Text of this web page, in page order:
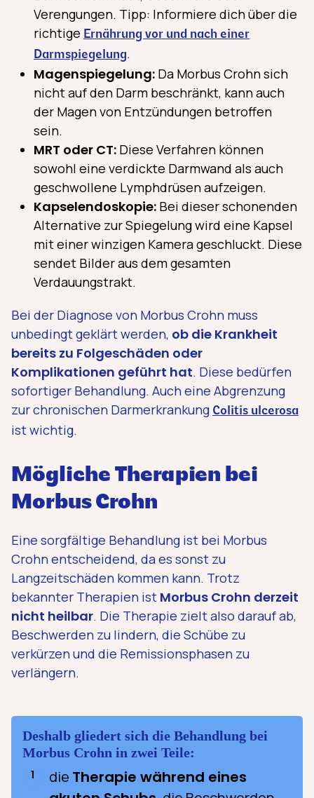
Verengungen. Tipp: Informiere dich über die
richtige Ernährung vor und nach einer
Darmspiegelung.
Magenspiegelung: Da Morbus Crohn sich
nicht auf den Darm beschränkt, kann auch
der Magen von Entzündungen betroffen
sein.
MRT oder CT: Diese Verfahren können
sowohl eine verdickte Darmwand als auch
geschwollene Lymphdrüsen aufzeigen.
Kapselendoskopie: Bei dieser schonenden
Alternative zur Spiegelung wird eine Kapsel
mit einer winzigen Kamera geschluckt. Diese
sendet Bilder aus dem gesamten
Verdauungstrakt.
Bei der Diagnose von Morbus Crohn muss
unbedingt geklärt werden, ob die Krankheit
bereits zu Folgeschäden oder
Komplikationen geführt hat. Diese bedürfen
sofortiger Behandlung. Auch eine Abgrenzung
zur chronischen Darmerkrankung Colitis ulcerosa
ist wichtig.
Mögliche Therapien bei
Morbus Crohn
Eine sorgfältige Behandlung ist bei Morbus
Crohn entscheidend, da es sonst zu
Langzeitschäden kommen kann. Trotz
bekannter Therapien ist Morbus Crohn derzeit
nicht heilbar. Die Therapie zielt also darauf ab,
Beschwerden zu lindern, die Schübe zu
verkürzen und die Remissionsphasen zu
verlängern.
Deshalb gliedert sich die Behandlung bei
Morbus Crohn in zwei Teile:
die Therapie während eines